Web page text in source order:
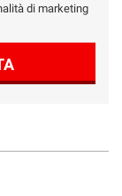
di marketing